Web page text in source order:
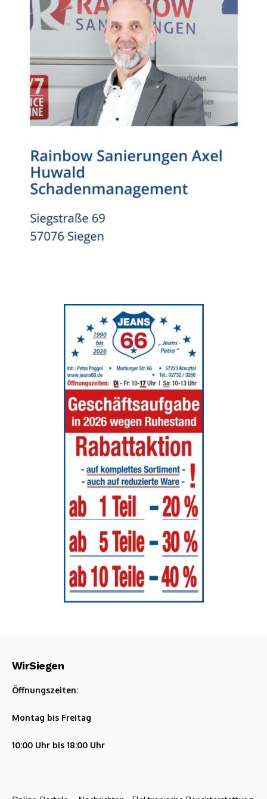
WirSiegen
Öffnungszeiten:
Montag bis Freitag
10:00 Uhr bis 18:00 Uhr